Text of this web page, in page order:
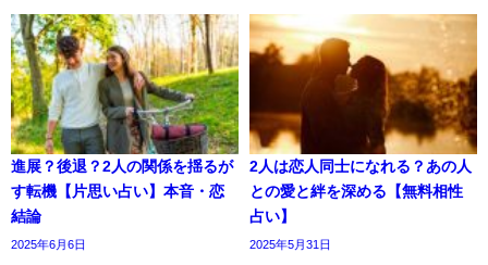
進展？後退？2人の関係を揺るが
す転機【片思い占い】本音・恋
結論
2025年6月6日
2人は恋人同士になれる？あの人
との愛と絆を深める【無料相性
占い】
2025年5月31日